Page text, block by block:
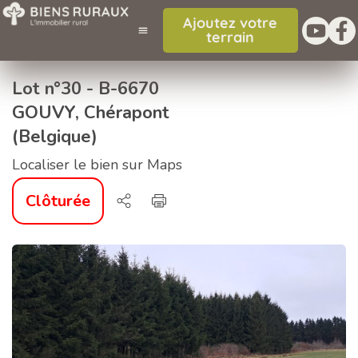
Ajoutez votre
terrain
Lot n°30 - B-6670
GOUVY, Chérapont
(Belgique)
Localiser le bien sur Maps
Clôturée